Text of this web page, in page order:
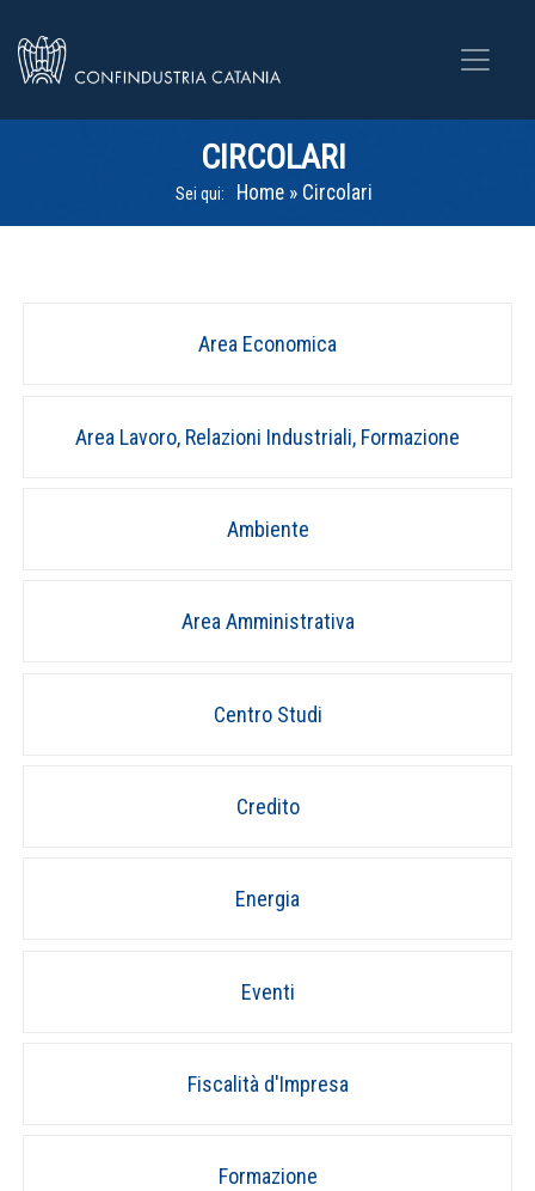
CIRCOLARI
Sei qui: Home» Circolari
Area Economica
Area Lavoro, Relazioni Industriali, Formazione
Ambiente
Area Amministrativa
Centro Studi
Credito
Energia
Eventi
Fiscalità d'Impresa
Formazione